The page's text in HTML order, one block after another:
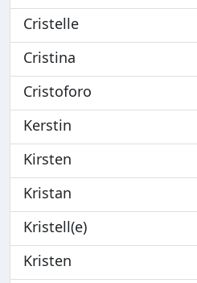
Cristelle
Cristina
Cristoforo
Kerstin
Kirsten
Kristan
Kristell(e)
Kristen